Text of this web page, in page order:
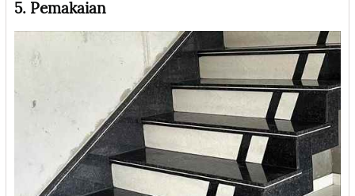
5. Pemakaian